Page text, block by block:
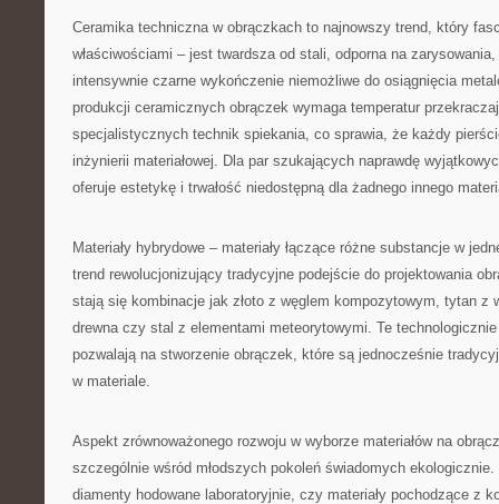
Ceramika techniczna w obrączkach to najnowszy trend, który
właściwościami – jest twardsza od stali, odporna na
intensywnie czarne wykończenie niemożliwe do osiągnięcia
produkcji ceramicznych obrączek wymaga temperatur
specjalistycznych technik spiekania, co sprawia, że każdy
inżynierii materiałowej. Dla par szukających naprawdę
oferuje estetykę i trwałość niedostępną dla żadnego innego
Materiały hybrydowe – materiały łączące różne substancje w
trend rewolucjonizujący tradycyjne podejście do projektowania
stają się kombinacje jak złoto z węglem kompozytowym, tytan z
drewna czy stal z elementami meteorytowymi. Te
pozwalają na stworzenie obrączek, które są jednocześnie
w materiale.
Aspekt zrównoważonego rozwoju w wyborze materiałów na
szczególnie wśród młodszych pokoleń świadomych
diamenty hodowane laboratoryjnie, czy materiały pochodzące z